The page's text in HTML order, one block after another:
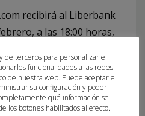
recibirá al Liberbank
a las 18:00 horas,
Wiggins (portera), Imane
de terceros para personalizar el
funcionalidades a las redes
de nuestra web. Puede aceptar el
su configuración y poder
qué información se
los botones habilitados al efecto.